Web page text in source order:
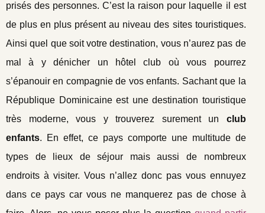
prisés des personnes. C’est la raison pour laquelle il est
de plus en plus présent au niveau des sites touristiques.
Ainsi quel que soit votre destination, vous n’aurez pas de
mal à y dénicher un hôtel club où vous pourrez
s’épanouir en compagnie de vos enfants. Sachant que la
République Dominicaine est une destination touristique
très moderne, vous y trouverez surement un club
enfants. En effet, ce pays comporte une multitude de
types de lieux de séjour mais aussi de nombreux
endroits à visiter. Vous n’allez donc pas vous ennuyez
dans ce pays car vous ne manquerez pas de chose à